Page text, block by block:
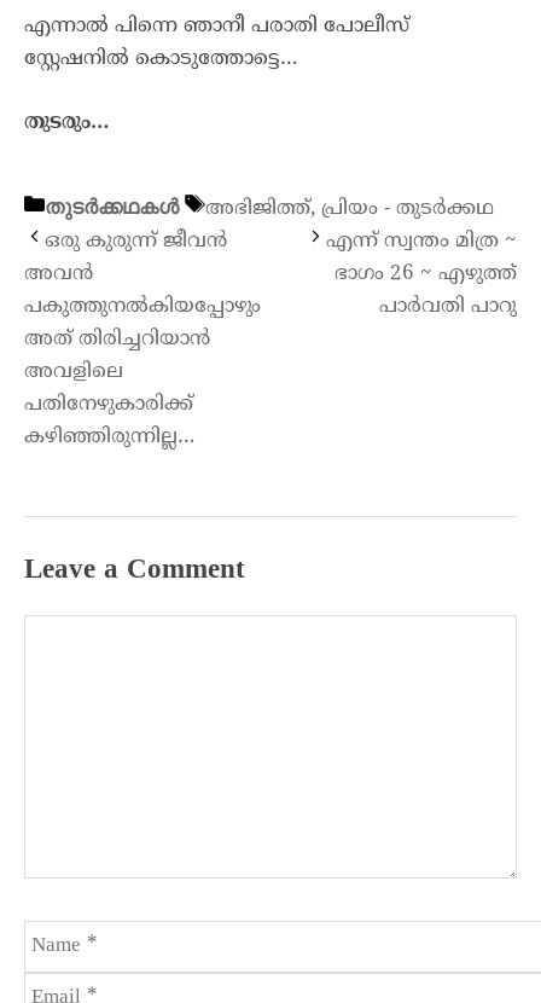
എന്നാൽ പിന്നെ ഞാനീ പരാതി പോലീസ്
സ്റ്റേഷനിൽ കൊടുത്തോട്ടെ…
തുടരും…
തുടർക്കഥകൾ അഭിജിത്ത്, പ്രിയം - തുടർക്കഥ
ഒരു കുരുന്ന് ജീവൻ
അവൻ
പകുത്തുനൽകിയപ്പോഴും
അത് തിരിച്ചറിയാൻ
അവളിലെ
പതിനേഴുകാരിക്ക്
കഴിഞ്ഞിരുന്നില്ല…
എന്ന് സ്വന്തം മിത്ര ~
ഭാഗം 26 ~ എഴുത്ത്
പാർവതി പാറു
Leave a Comment